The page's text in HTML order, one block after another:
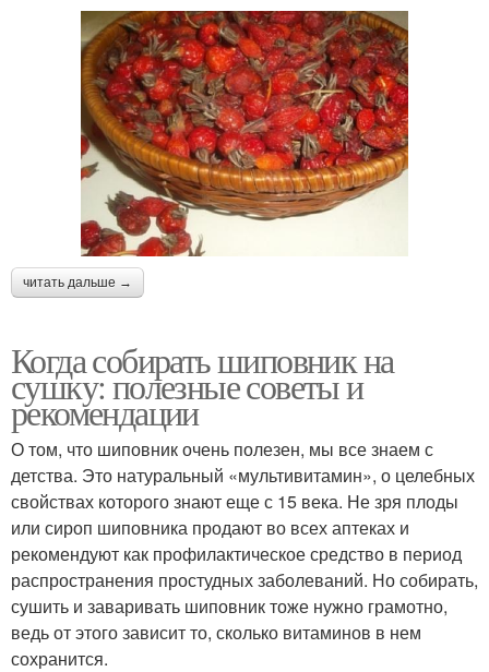
читать дальше →
Когда собирать шиповник на
сушку: полезные советы и
рекомендации
О том, что шиповник очень полезен, мы все знаем с
детства. Это натуральный «мультивитамин», о целебных
свойствах которого знают еще с 15 века. Не зря плоды
или сироп шиповника продают во всех аптеках и
рекомендуют как профилактическое средство в период
распространения простудных заболеваний. Но собирать,
сушить и заваривать шиповник тоже нужно грамотно,
ведь от этого зависит то, сколько витаминов в нем
сохранится.